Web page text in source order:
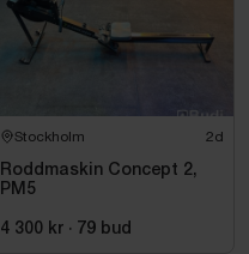
Stockholm 2d
Roddmaskin Concept 2,
PM5
4 300 kr · 79 bud